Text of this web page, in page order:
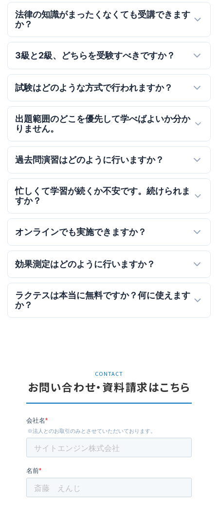
法律の知識がまったくなくても受講できます
か？
3級と2級、どちらを受験すべきですか？
試験はどのような方式で行われますか？
出題範囲のどこを優先して学べばよいか分か
りません。
過去問演習はどのように行いますか？
忙しくて学習が続くか不安です。続けられま
すか？
オンラインでも実施できますか？
効果測定はどのように行いますか？
ラクテスは本当に無料ですか？何に使えます
か？
CONTACT
お問い合わせ・資料請求はこちら